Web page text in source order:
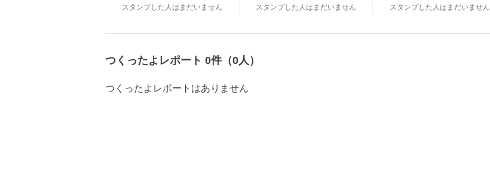
スタンプした人はまだいません
スタンプした人はまだいません
スタンプした人はまだいません
つくったよレポート 0件（0人）
つくったよレポートはありません